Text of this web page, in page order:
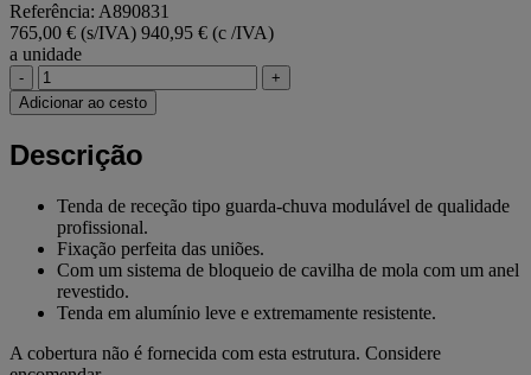
Referência: A890831
765,00 € (s/IVA) 940,95 € (c /IVA)
a unidade
-
+
Adicionar ao cesto
Descrição
Tenda de receção tipo guarda-chuva modulável de qualidade
profissional.
Fixação perfeita das uniões.
Com um sistema de bloqueio de cavilha de mola com um anel
revestido.
Tenda em alumínio leve e extremamente resistente.
A cobertura não é fornecida com esta estrutura. Considere